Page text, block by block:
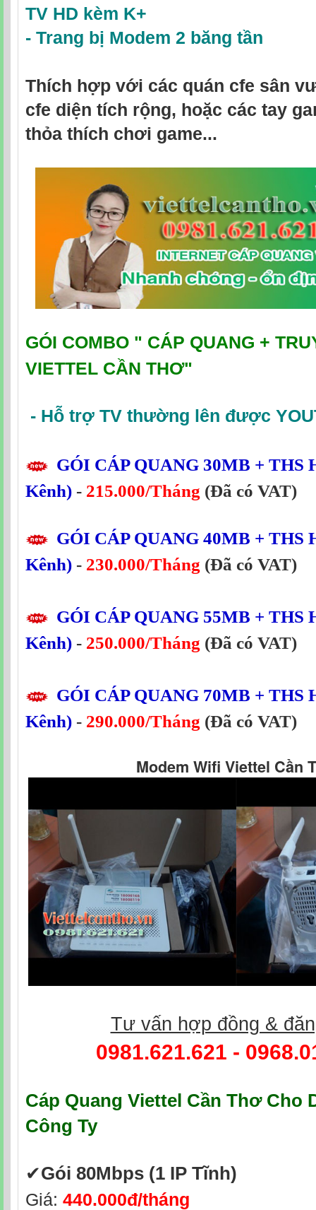
TV HD kèm K+
- Trang bị Modem 2 băng tần
Thích hợp với các quán cfe sân
cfe diện tích rộng, hoặc các tay
thỏa thích chơi game...
GÓI COMBO " CÁP QUANG +
VIETTEL CẦN THƠ"
- Hỗ trợ TV thường lên được
GÓI CÁP QUANG 30MB + THS
Kênh) - 215.000/Tháng (Đã có VAT)
GÓI CÁP QUANG 40MB + THS
Kênh) - 230.000/Tháng (Đã có VAT)
GÓI CÁP QUANG 55MB + THS
Kênh) - 250.000/Tháng (Đã có VAT)
GÓI CÁP QUANG 70MB + THS
Kênh) - 290.000/Tháng (Đã có VAT)
Modem Wifi Viettel Cần
Tư vấn hợp đồng &
0981.621.621 -
Cáp Quang Viettel Cần ThơCho
Công Ty
✔‎Gói 80Mbps (1 IP Tĩnh)
Giá: 440.000đ/tháng